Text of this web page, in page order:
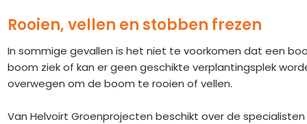
Rooien, vellen en stobben frezen
In sommige gevallen is het niet te voorkomen dat een
boom ziek of kan er geen geschikte verplantingsplek
overwegen om de boom te rooien of vellen.
Van Helvoirt Groenprojecten beschikt over de